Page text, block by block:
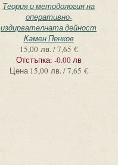
Теория и методология на
оперативно-
издирвателната дейност
Камен Пенков
15,00 лв. / 7,65 €
Отстъпка: -0.00 лв
Цена 15,00 лв. / 7,65 €